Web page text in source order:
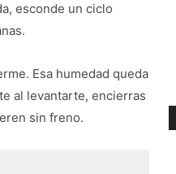
esconde un ciclo
Esa humedad queda
al levantarte, encierras
sin freno.